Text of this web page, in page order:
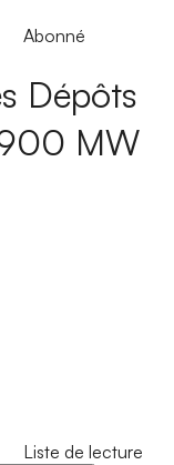
Abonné
Dépôts
MW
Liste de lecture